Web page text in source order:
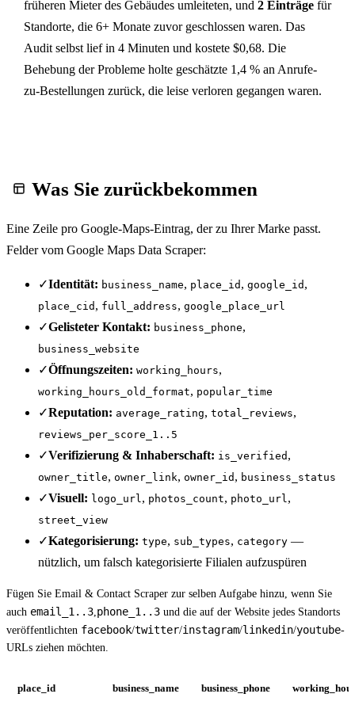
früheren Mieter des Gebäudes umleiteten, und 2 Einträge für
Standorte, die 6+ Monate zuvor geschlossen waren. Das
Audit selbst lief in 4 Minuten und kostete $0,68. Die
Behebung der Probleme holte geschätzte 1,4 % an Anrufe-
zu-Bestellungen zurück, die leise verloren gegangen waren.
Was Sie zurückbekommen
Eine Zeile pro Google-Maps-Eintrag, der zu Ihrer Marke passt.
Felder vom Google Maps Data Scraper:
✓Identität: business_name, place_id , google_id ,
place_cid , full_address, google_place_url
✓Gelisteter Kontakt: business_phone,
business_website
✓Öffnungszeiten: working_hours,
working_hours_old_format, popular_time
✓Reputation: average_rating, total_reviews,
reviews_per_score_1..5
✓Verifizierung & Inhaberschaft: is_verified ,
owner_title, owner_link, owner_id , business_status
✓Visuell: logo_url, photos_count, photo_url,
street_view
✓Kategorisierung: type, sub_types, category —
nützlich, um falsch kategorisierte Filialen aufzuspüren
Fügen Sie Email & Contact Scraper zur selben Aufgabe hinzu, wenn Sie
auch email_1..3,phone_1..3 und die auf der Website jedes Standorts
veröffentlichten facebook/twitter/instagram/linkedin/youtube-
URLs ziehen möchten.
place_id business_name business_phone